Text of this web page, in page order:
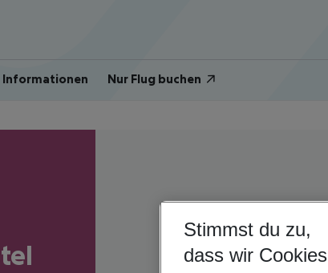
Informationen Nur Flug buchen
Stimmst du zu,
dass wir Cookies